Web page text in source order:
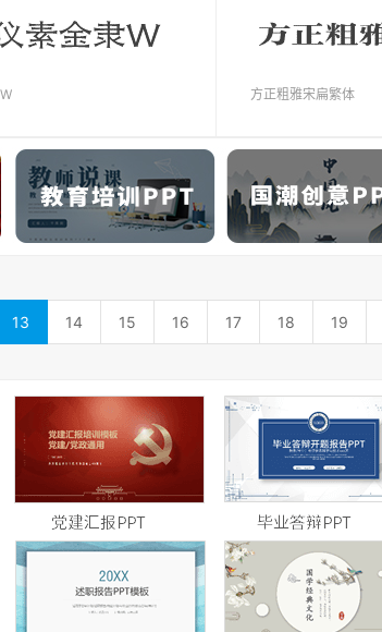
方正粗雅宋扁繁体
13 14 15 16 17 18 19